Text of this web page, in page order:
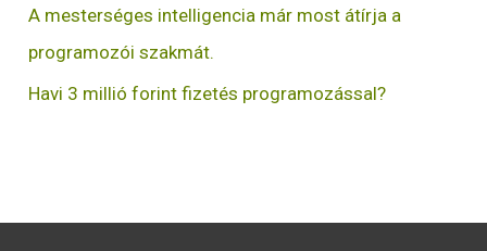
A mesterséges intelligencia már most átírja a
programozói szakmát.
Havi 3 millió forint fizetés programozással?